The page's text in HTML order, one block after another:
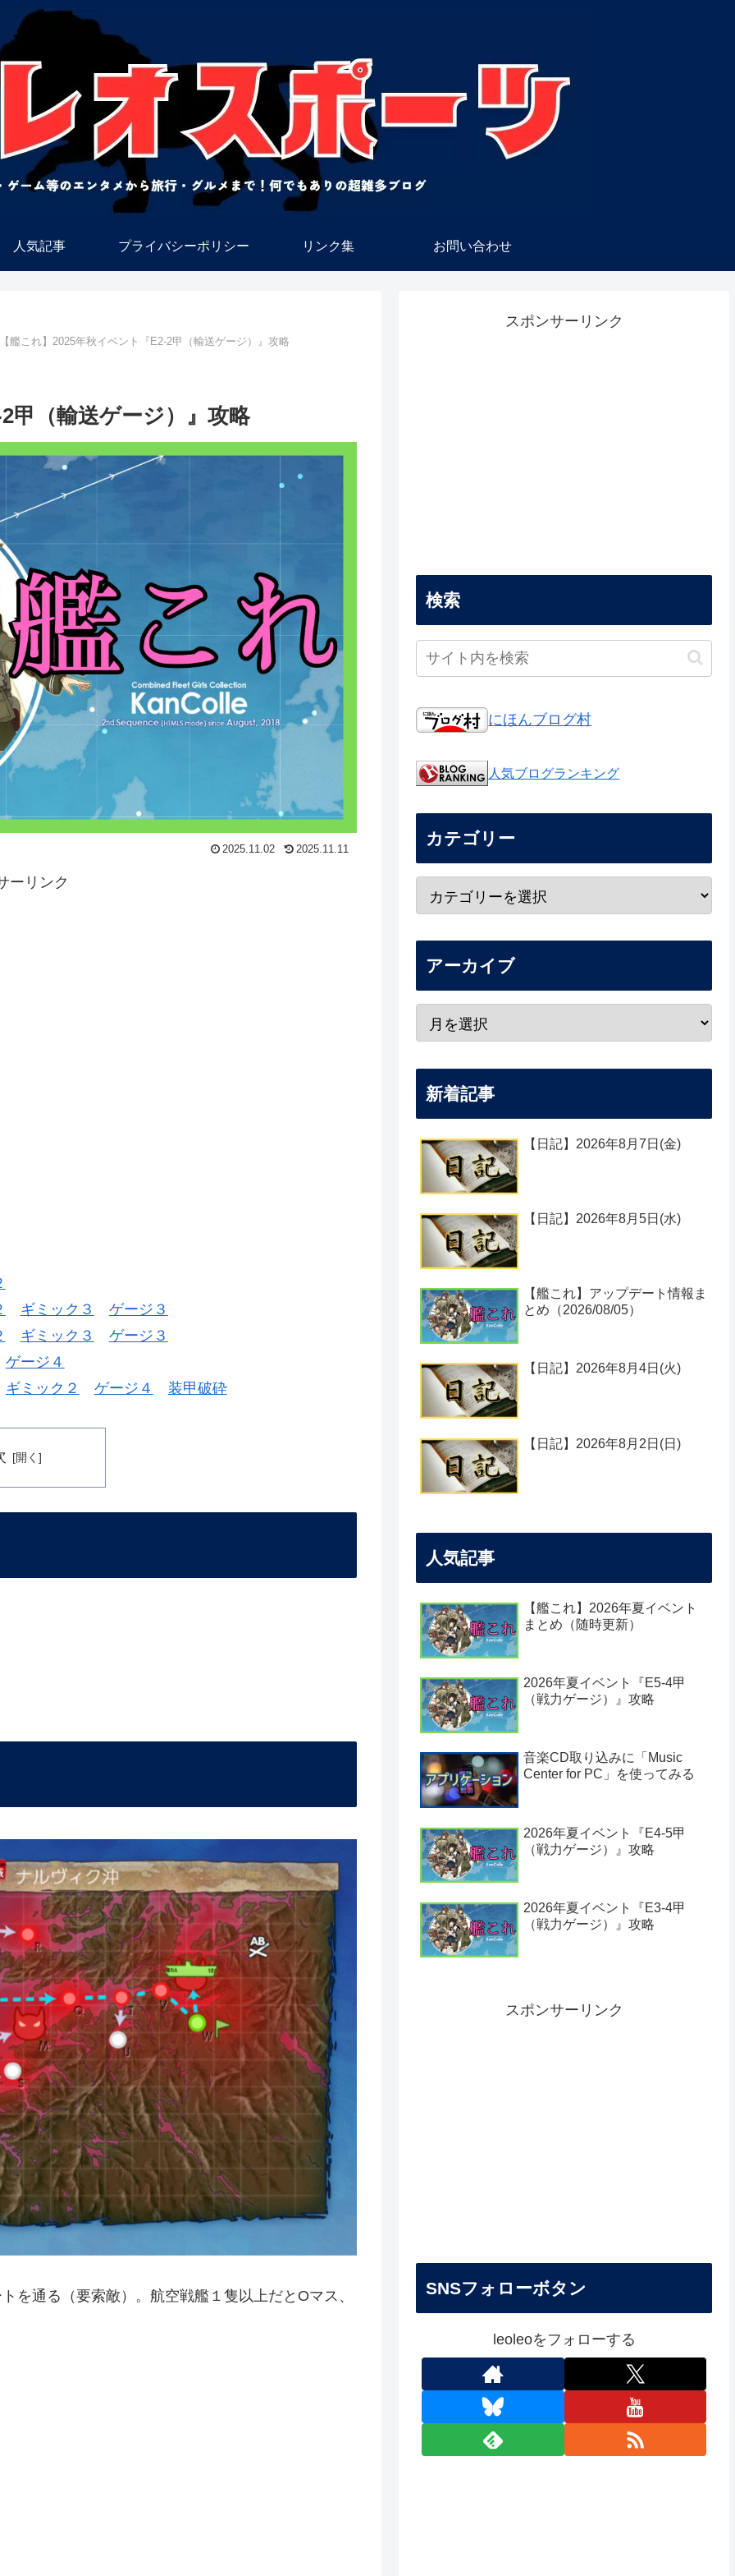
人気記事 プライバシーポリシー リンク集 お問い合わせ
【艦これ】2025年秋イベント『E2-2甲（輸送ゲージ）』攻略
甲（輸送ゲージ）』攻略
2025.11.02 2025.11.11
ーリンク
ギミック３
ゲージ３
ギミック３
ゲージ３
ゲージ４
ギミック２
ゲージ４ 装甲破砕
を通る（要索敵）。航空戦艦１隻以上だとOマス、
スポンサーリンク
検索
にほんブログ村
人気ブログランキング
カテゴリー
アーカイブ
新着記事
【日記】2026年8月7日(金)
【日記】2026年8月5日(水)
【艦これ】アップデート情報ま
とめ（2026/08/05）
【日記】2026年8月4日(火)
【日記】2026年8月2日(日)
人気記事
【艦これ】2026年夏イベント
まとめ（随時更新）
2026年夏イベント『E5-4甲
（戦力ゲージ）』攻略
音楽CD取り込みに「Music
Center for PC」を使ってみる
2026年夏イベント『E4-5甲
（戦力ゲージ）』攻略
2026年夏イベント『E3-4甲
（戦力ゲージ）』攻略
スポンサーリンク
SNSフォローボタン
leoleoをフォローする